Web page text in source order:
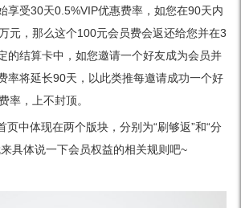
享受30天0.5%VIP优惠费率，如您在90天内
元，那么这个100元会员费会返还给您并在3
的结算卡中，如您邀请一个好友成为会员并
率将延长90天，以此类推每邀请成功一个好
率，上不封顶。
页中体现在两个版块，分别为“刷够返”和“分
具体说一下会员权益的相关规则吧~